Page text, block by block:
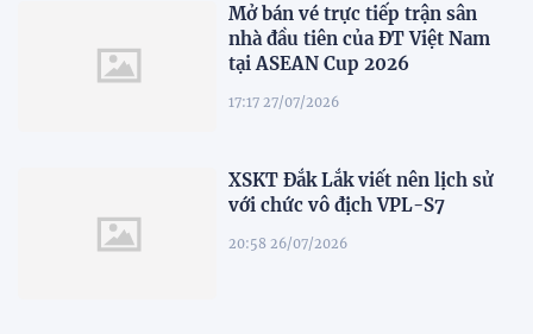
Mở bán vé trực tiếp trận sân
nhà đầu tiên của ĐT Việt Nam
tại ASEAN Cup 2026
17:17 27/07/2026
XSKT Đắk Lắk viết nên lịch sử
với chức vô địch VPL-S7
20:58 26/07/2026